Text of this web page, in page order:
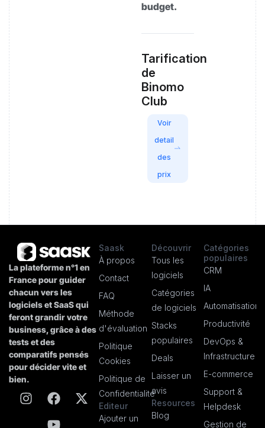
budget.
Tarification
de
Binomo
Club
Voir
detail
des
prix
La plateforme n°1 en
France pour guider
chacun vers les
logiciels et SaaS qui
feront grandir votre
business, grâce à des
tests et des
comparatifs pensés
pour décider vite et
bien.
Saask
À propos
Contact
FAQ
Méthode
d'évaluation
Politique
Cookies
Politique de
Confidentialité
Editeur
Ajouter un
Découvrir
Tous les
logiciels
Catégories
de logiciels
Stacks
populaires
Deals
Laisser un
avis
Resources
Blog
Catégories
populaires
CRM
IA
Automatisation
Productivité
DevOps &
Infrastructure
E-commerce
Support &
Helpdesk
Gestion de